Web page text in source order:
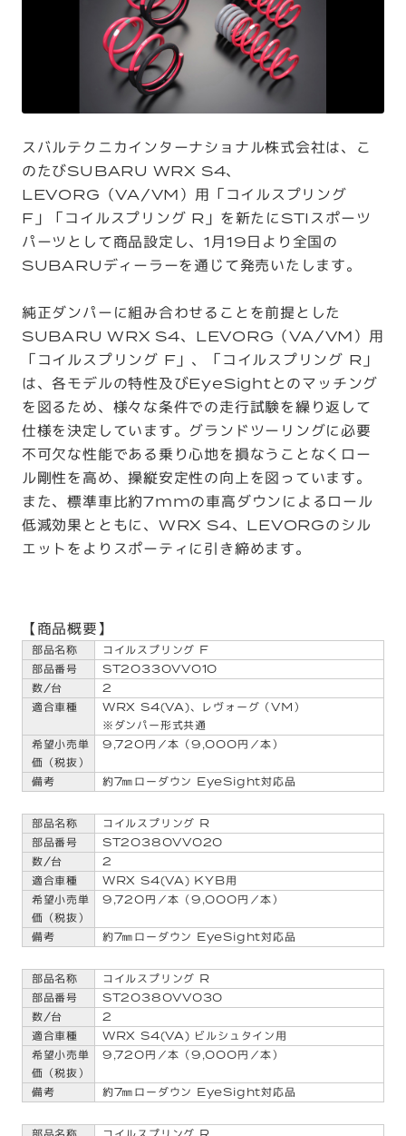
スバルテクニカインターナショナル株式会社は、こ
のたびSUBARU WRX S4、
LEVORG（VA/VM）用「コイルスプリング
F」「コイルスプリング R」を新たにSTIスポーツ
パーツとして商品設定し、1月19日より全国の
SUBARUディーラーを通じて発売いたします。
純正ダンパーに組み合わせることを前提とした
SUBARU WRX S4、LEVORG（VA/VM）用
「コイルスプリング F」、「コイルスプリング R」
は、各モデルの特性及びEyeSightとのマッチング
を図るため、様々な条件での走行試験を繰り返して
仕様を決定しています。グランドツーリングに必要
不可欠な性能である乗り心地を損なうことなくロー
ル剛性を高め、操縦安定性の向上を図っています。
また、標準車比約7mmの車高ダウンによるロール
低減効果とともに、WRX S4、LEVORGのシル
エットをよりスポーティに引き締めます。
【商品概要】
コイルスプリング F
ST20330VV010
2
WRX S4(VA)、レヴォーグ（VM）
※ダンパー形式共通
9,720円／本（9,000円／本）
約7㎜ローダウン EyeSight対応品
コイルスプリング R
ST20380VV020
2
WRX S4(VA) KYB用
9,720円／本（9,000円／本）
約7㎜ローダウン EyeSight対応品
コイルスプリング R
ST20380VV030
2
WRX S4(VA) ビルシュタイン用
9,720円／本（9,000円／本）
約7㎜ローダウン EyeSight対応品